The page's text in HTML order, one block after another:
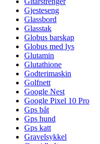
Gjesteseng
Glassbord
Glasstak
Globus barskap
Globus med lys
Glutamin
Glutathione
Godterimaskin
Golfnett
Google Nest
Google Pixel 10 Pro
Gps båt
Gps hund
Gps katt
Gravelsykkel